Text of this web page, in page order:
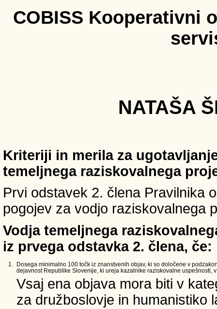
COBISS Kooperativni
NATAŠA
Kriteriji in merila za
temeljnega raziskovalnega
Prvi odstavek 2. člena Pravilnika
pogojev za vodjo raziskovalnega
Vodja temeljnega
iz prvega odstavka 2. člena, če:
1.
Dosega minimalno 100 točk iz znanstvenih objav, ki so določene v
dejavnost Republike Slovenije, ki ureja kazalnike raziskovalne uspešnosti,
Vsaj ena objava mora biti v
za družboslovje in humanistiko